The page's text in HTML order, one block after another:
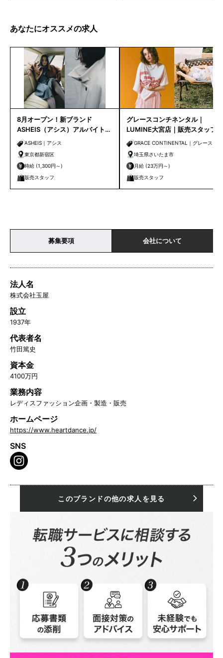
あなたにオススメの求人
8月オープン！新ブランド
ASHEIS（アシス）アルバイト販
売スタッフ
ASHEIS｜アシス
東京都新宿区
時給 (1,300円～)
販売スタッフ
グレースコンチネンタル｜
LUMINE大宮店｜販売スタッフ
GRACE CONTINENTAL｜グレースコ
ンチネンタル
埼玉県さいたま市
月給 (23万円～)
販売スタッフ
募集要項 会社について
法人名
株式会社玉屋
設立
1937年
代表者名
竹田篤史
資本金
4100万円
業務内容
レディスファッション企画・製造・販売
ホームページ
https://www.heartdance.jp/
SNS
このブランドの他の求人を見る